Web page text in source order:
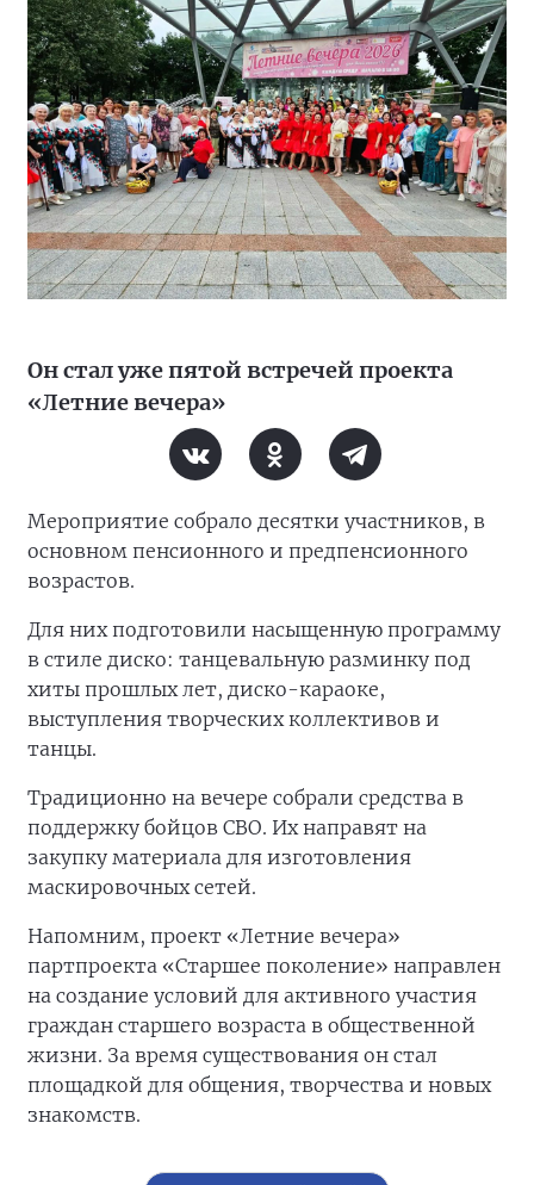
Он стал уже пятой встречей проекта
«Летние вечера»
Мероприятие собрало десятки участников, в
основном пенсионного и предпенсионного
возрастов.
Для них подготовили насыщенную программу
в стиле диско: танцевальную разминку под
хиты прошлых лет, диско-караоке,
выступления творческих коллективов и
танцы.
Традиционно на вечере собрали средства в
поддержку бойцов СВО. Их направят на
закупку материала для изготовления
маскировочных сетей.
Напомним, проект «Летние вечера»
партпроекта «Старшее поколение» направлен
на создание условий для активного участия
граждан старшего возраста в общественной
жизни. За время существования он стал
площадкой для общения, творчества и новых
знакомств.